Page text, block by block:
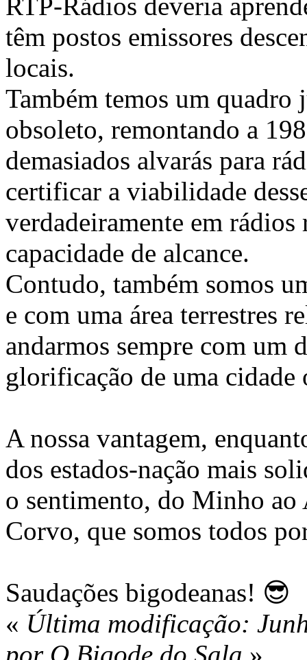
têm postos emissores
locais.
Também temos um
obsoleto, remontando a
demasiados alvarás para
certificar a viabilidade
verdadeiramente em
capacidade de alcance.
Contudo, também somos
e com uma área terrestres
andarmos sempre com um
glorificação de uma cidade
A nossa vantagem,
dos estados-nação mais
o sentimento, do Minho
Corvo, que somos todos
Saudações bigodeanas! 😎
« Última modificação:
por O Bigode do Sala »